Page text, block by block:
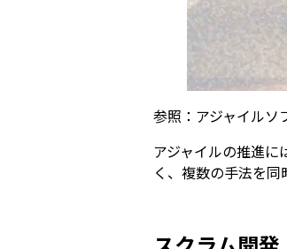
参照：アジャイルソ
アジャイルの推進
く、複数の手法を